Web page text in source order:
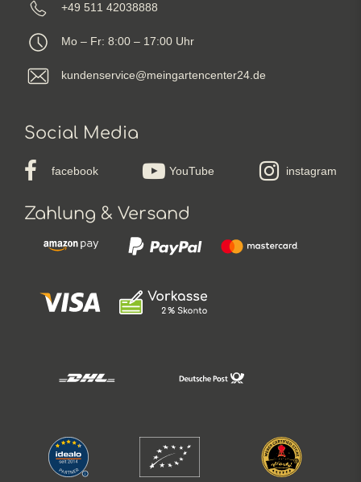
+49 511 42038888
Mo – Fr: 8:00 – 17:00 Uhr
kundenservice@meingartencenter24.de
Social Media
facebook YouTube instagram
Zahlung & Versand